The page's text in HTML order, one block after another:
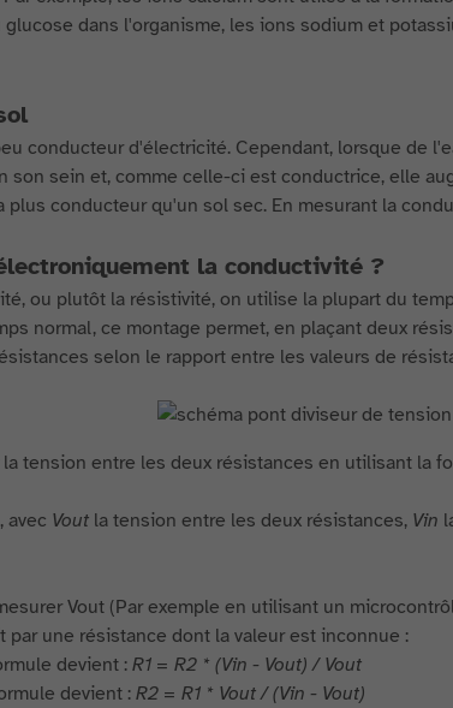
dans l'organisme, les ions sodium et
conducteur d'électricité. Cependant, lorsque de
son sein et, comme celle-ci est conductrice, elle
plus conducteur qu'un sol sec. En mesurant la
la conductivité ?
ou plutôt la résistivité, on utilise la plupart du
normal, ce montage permet, en plaçant deux
selon le rapport entre les valeurs de
tension entre les deux résistances en utilisant la
, avec Voutla tension entre les deux résistances, Vin
Vout (Par exemple en utilisant un
par une résistance dont la valeur est inconnue :
devient : R1 = R2 * (Vin - Vout) / Vout
devient :R2 = R1 * Vout / (Vin - Vout)